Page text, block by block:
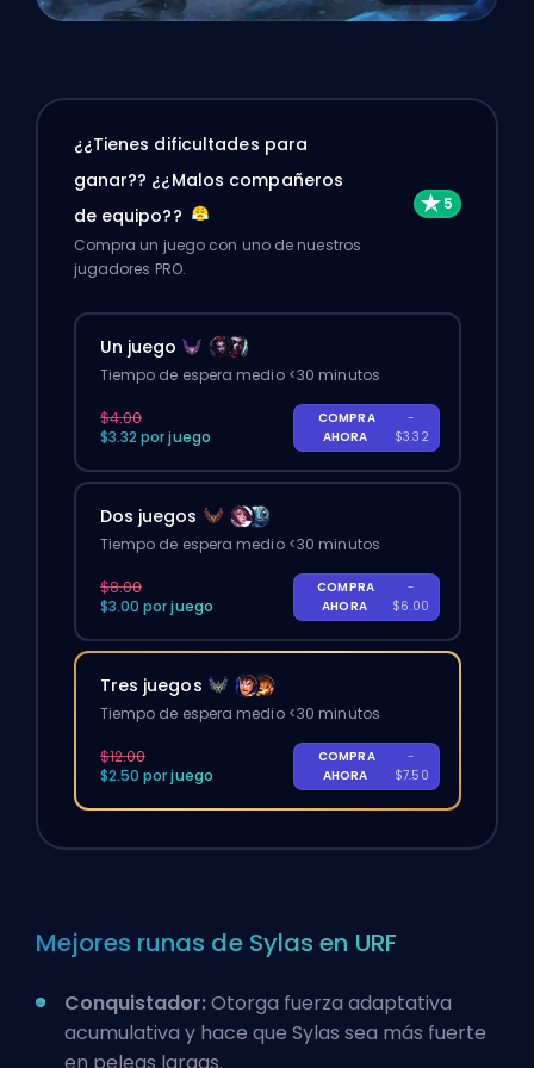
¿¿Tienes dificultades para
ganar?? ¿¿Malos compañeros
de equipo??
Compra un juego con uno de nuestros
jugadores PRO.
Un juego
Tiempo de espera medio <30 minutos
$4.00
$3.32 por juego
COMPRA
AHORA
-
$3.32
Dos juegos
Tiempo de espera medio <30 minutos
$8.00
$3.00 por juego
COMPRA
AHORA
-
$6.00
Tres juegos
Tiempo de espera medio <30 minutos
$12.00
$2.50 por juego
COMPRA
AHORA
-
$7.50
Mejores runas de Sylas en URF
Conquistador:Otorga fuerza adaptativa
acumulativa y hace que Sylas sea más fuerte